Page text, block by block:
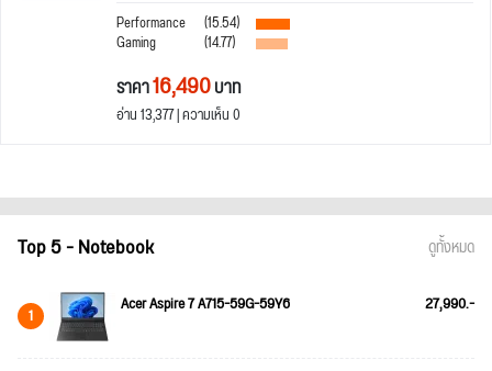
Performance
(15.54)
Gaming (14.77)
ราคา16,490บาท
อ่าน 13,377 | ความเห็น 0
Top 5 - Notebook ดูทั้งหมด
1 Acer Aspire 7 A715-59G-59Y6 27,990.-